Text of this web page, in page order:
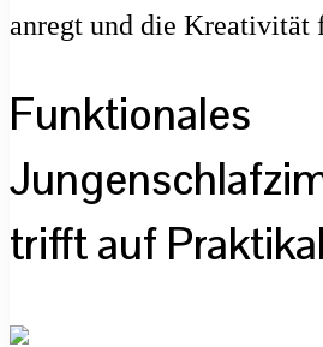
anregt und die Kreativität
Funktionales
trifft auf